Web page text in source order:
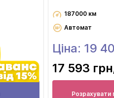
187000 км
Автомат
Ціна: 19
17 593 грн
Розрахувати